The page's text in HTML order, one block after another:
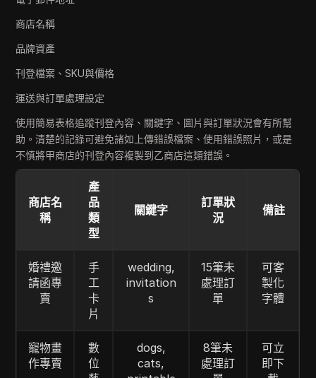
商店名稱
品牌資產
刊登檔案、SKU與價格
運送與訂單處理設定
使用簡易表格追蹤刊登內容、關鍵字、圖片與訂單狀況會有所幫
助。清楚的記錄可避免諸如上傳錯誤檔案、使用錯誤照片，或是
不慎將甲商店的刊登內容複製到乙商店這類錯誤。
商店名
稱
產
品
類
型
關鍵字
訂單狀
況
備註
婚禮邀
請函專
賣
手
工
卡
片
wedding,
invitation
s
15筆未
處理訂
單
可客
製化
字體
寵物畫
作專賣
數
位
dogs,
cats,
8筆未
處理訂
可立
即下